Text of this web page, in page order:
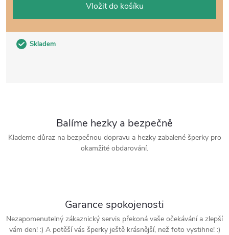
Skladem
Vložit do košíku
Balíme hezky a bezpečně
Klademe důraz na bezpečnou dopravu a hezky zabalené šperky pro
okamžité obdarování.
Garance spokojenosti
Nezapomenutelný zákaznický servis překoná vaše očekávání a zlepší
vám den! :) A potěší vás šperky ještě krásnější, než foto vystihne! :)